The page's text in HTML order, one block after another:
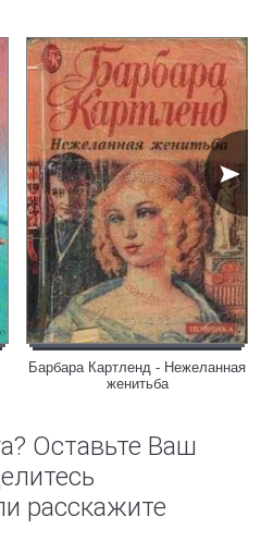
Барбара Картленд - Нежеланная
женитьба
Оставьте Ваш
расскажите